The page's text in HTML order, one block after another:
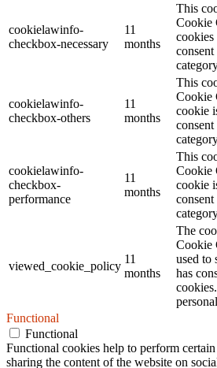
cookielawinfo-
checkbox-necessary
11
months
This
Cookie
cookies
cookielawinfo-
checkbox-others
11
months
This
Cookie
cookie
cookielawinfo-
checkbox-
performance
11
months
This
Cookie
cookie
viewed_cookie_policy
11
months
The
Cookie
used to
has
Functional
Functional
Functional cookies help to perform
sharing the content of the website on